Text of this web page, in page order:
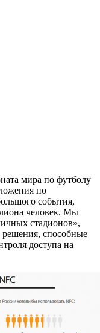
мира по футболу
по
события,
человек. Мы
стадионов»,
способные
доступа на